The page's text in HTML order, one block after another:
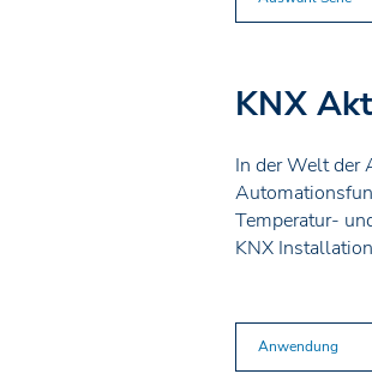
KNX
In der Welt der
Temperatur-
KNX
Anwendung